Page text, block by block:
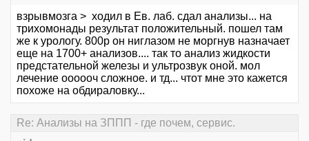
взрывмозга > ходил в Ев. лаб. сдал анализы... на
трихомонады результат положительный. пошел там
же к урологу. 800р он ниглазом не моргнув назначает
еще на 1700+ анализов.... так то анализ жидкости
предстательной железы и ультрозвук оной. мол
лечение оооооч сложное. и тд... чтот мне это кажется
похоже на обдираловку...
Re: Анализы на ЗППП - где почем, сервис.